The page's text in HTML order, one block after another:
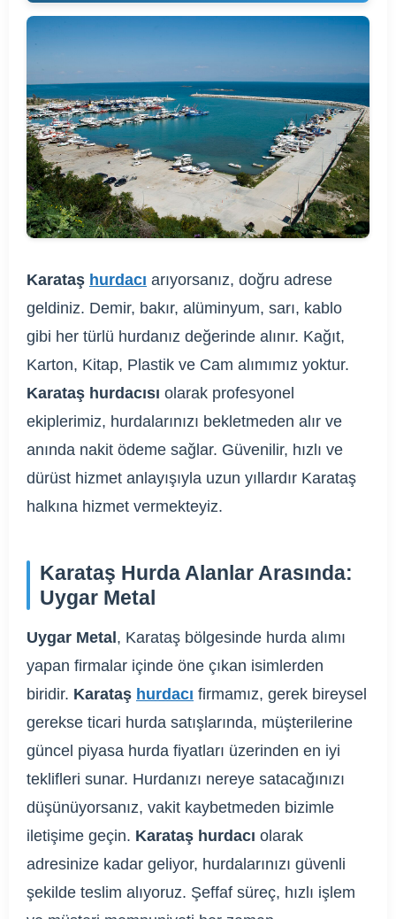
Karataş hurdacı arıyorsanız, doğru adrese
geldiniz. Demir, bakır, alüminyum, sarı, kablo
gibi her türlü hurdanız değerinde alınır. Kağıt,
Karton, Kitap, Plastik ve Cam alımımız yoktur.
Karataş hurdacısı olarak profesyonel
ekiplerimiz, hurdalarınızı bekletmeden alır ve
anında nakit ödeme sağlar. Güvenilir, hızlı ve
dürüst hizmet anlayışıyla uzun yıllardır Karataş
halkına hizmet vermekteyiz.
Karataş Hurda Alanlar Arasında:
Uygar Metal
Uygar Metal , Karataş bölgesinde hurda alımı
yapan firmalar içinde öne çıkan isimlerden
biridir. Karataş hurdacı firmamız, gerek bireysel
gerekse ticari hurda satışlarında, müşterilerine
güncel piyasa hurda fiyatları üzerinden en iyi
teklifleri sunar. Hurdanızı nereye satacağınızı
düşünüyorsanız, vakit kaybetmeden bizimle
iletişime geçin. Karataş hurdacı olarak
adresinize kadar geliyor, hurdalarınızı güvenli
şekilde teslim alıyoruz. Şeffaf süreç, hızlı işlem